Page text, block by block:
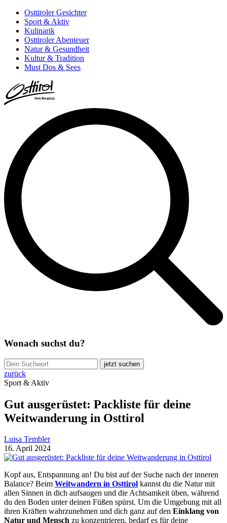
Osttiroler Gesichter
Sport & Aktiv
Kulinarik
Osttiroler Abenteuer
Natur & Gesundheit
Kultur & Tradition
Must Dos & Sees
Wonach suchst du?
jetzt suchen
zurück
Sport & Aktiv
Gut ausgerüstet: Packliste für deine
Weitwanderung in Osttirol
Luisa Tembler
16. April 2024
Kopf aus, Entspannung an! Du bist auf der Suche nach der inneren
Balance? Beim Weitwandern in Osttirol kannst du die Natur mit
allen Sinnen in dich aufsaugen und die Achtsamkeit üben, während
du den Boden unter deinen Füßen spürst. Um die Umgebung mit all
ihren Kräften wahrzunehmen und dich ganz auf den Einklang von
Natur und Mensch zu konzentrieren, bedarf es für deine